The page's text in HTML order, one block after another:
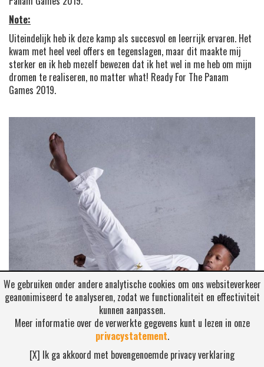
Note:
Uiteindelijk heb ik deze kamp als succesvol en leerrijk ervaren. Het
kwam met heel veel offers en tegenslagen, maar dit maakte mij
sterker en ik heb mezelf bewezen dat ik het wel in me heb om mijn
dromen te realiseren, no matter what! Ready For The Panam
Games 2019.
We gebruiken onder andere analytische cookies om ons websiteverkeer
geanonimiseerd te analyseren, zodat we functionaliteit en effectiviteit
kunnen aanpassen.
Meer informatie over de verwerkte gegevens kunt u lezen in onze
privacystatement.
[X] Ik ga akkoord met bovengenoemde privacy verklaring